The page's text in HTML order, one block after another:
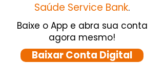
Saúde Service Bank.
Baixe o App e abra sua conta
agora mesmo!
Baixar Conta Digital